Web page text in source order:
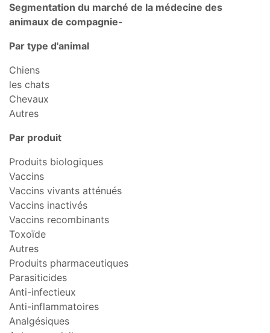
Segmentation du marché de la médecine des
animaux de compagnie-
Par type d'animal
Chiens
les chats
Chevaux
Autres
Par produit
Produits biologiques
Vaccins
Vaccins vivants atténués
Vaccins inactivés
Vaccins recombinants
Toxoïde
Autres
Produits pharmaceutiques
Parasiticides
Anti-infectieux
Anti-inflammatoires
Analgésiques